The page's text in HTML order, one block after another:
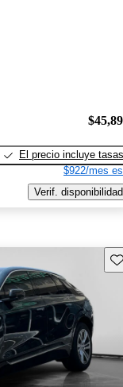
El precio incluye tasas
$922/mes
Verif. disponibilidad